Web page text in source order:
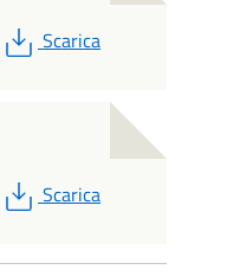
PDF
Scarica
PDF
Scarica